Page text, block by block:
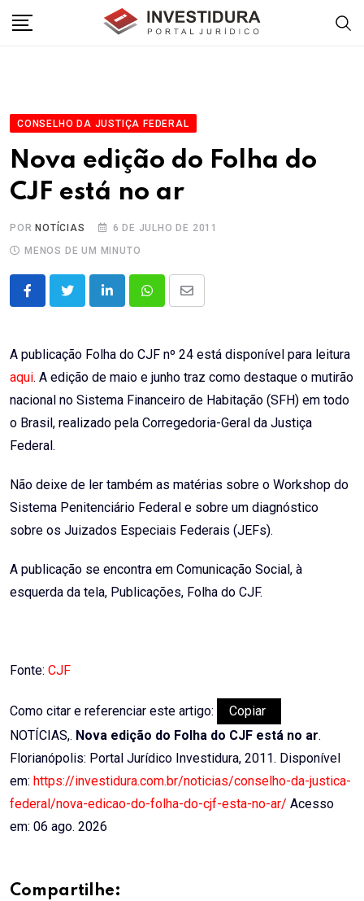
CONSELHO DA JUSTIÇA FEDERAL
Nova edição do Folha do
CJF está no ar
POR NOTÍCIAS
6 DE JULHO DE 2011
MENOS DE UM MINUTO
LinkedInWhatsappShare
Email
A publicação Folha do CJF nº 24 está disponível para leitura
aqui. A edição de maio e junho traz como destaque o mutirão
nacional no Sistema Financeiro de Habitação (SFH) em todo
o Brasil, realizado pela Corregedoria-Geral da Justiça
Federal.
Não deixe de ler também as matérias sobre o Workshop do
Sistema Penitenciário Federal e sobre um diagnóstico
sobre os Juizados Especiais Federais (JEFs).
A publicação se encontra em Comunicação Social, à
esquerda da tela, Publicações, Folha do CJF.
Fonte: CJF
Como citar e referenciar este artigo:
Copiar
NOTÍCIAS,. Nova edição do Folha do CJF está no ar.
Florianópolis: Portal Jurídico Investidura, 2011. Disponível
em: https://investidura.com.br/noticias/conselho-da-justica-
federal/nova-edicao-do-folha-do-cjf-esta-no-ar/ Acesso
em: 06 ago. 2026
Compartilhe: